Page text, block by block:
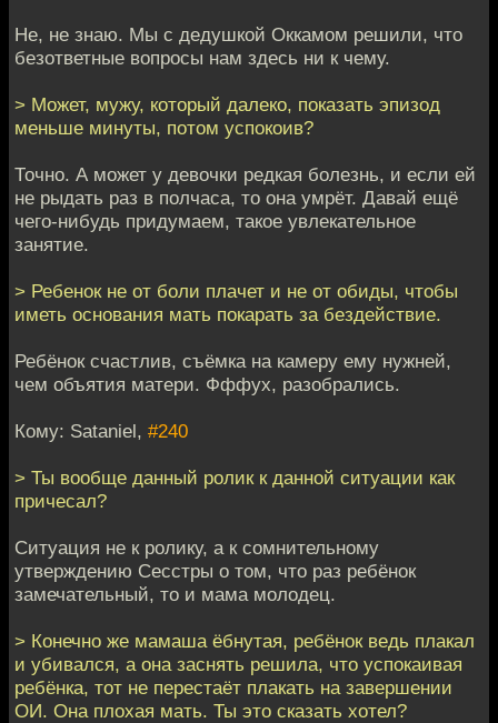
Не, не знаю. Мы с дедушкой Оккамом решили, что
безответные вопросы нам здесь ни к чему.
> Может, мужу, который далеко, показать эпизод
меньше минуты, потом успокоив?
Точно. А может у девочки редкая болезнь, и если ей
не рыдать раз в полчаса, то она умрёт. Давай ещё
чего-нибудь придумаем, такое увлекательное
занятие.
> Ребенок не от боли плачет и не от обиды, чтобы
иметь основания мать покарать за бездействие.
Ребёнок счастлив, съёмка на камеру ему нужней,
чем объятия матери. Фффух, разобрались.
Кому: Sataniel, #240
> Ты вообще данный ролик к данной ситуации как
причесал?
Ситуация не к ролику, а к сомнительному
утверждению Сесстры о том, что раз ребёнок
замечательный, то и мама молодец.
> Конечно же мамаша ёбнутая, ребёнок ведь плакал
и убивался, а она заснять решила, что успокаивая
ребёнка, тот не перестаёт плакать на завершении
ОИ. Она плохая мать. Ты это сказать хотел?